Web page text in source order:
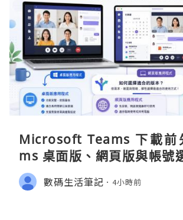
Microsoft Teams 下載前
ms 桌面版、網頁版與帳號
數碼生活筆記 4小時前